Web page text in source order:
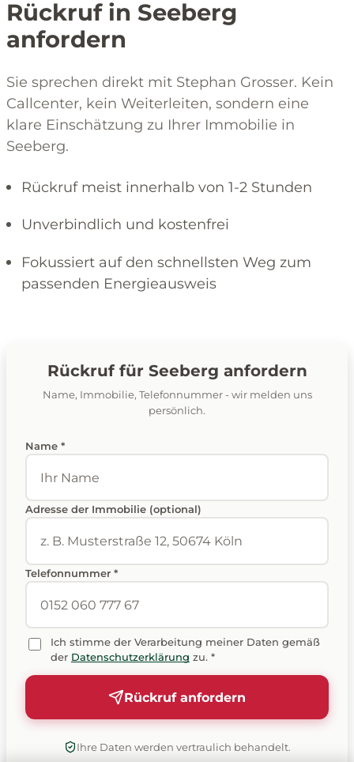
Rückruf in Seeberg
anfordern
Sie sprechen direkt mit Stephan Grosser. Kein
Callcenter, kein Weiterleiten, sondern eine
klare Einschätzung zu Ihrer Immobilie in
Seeberg.
Rückruf meist innerhalb von 1-2 Stunden
Unverbindlich und kostenfrei
Fokussiert auf den schnellsten Weg zum
passenden Energieausweis
Rückruf für Seeberg anfordern
Name, Immobilie, Telefonnummer - wir melden uns
persönlich.
Name *
Adresse der Immobilie (optional)
Telefonnummer *
Ich stimme der Verarbeitung meiner Daten gemäß
der Datenschutzerklärung zu. *
Rückruf anfordern
Ihre Daten werden vertraulich behandelt.